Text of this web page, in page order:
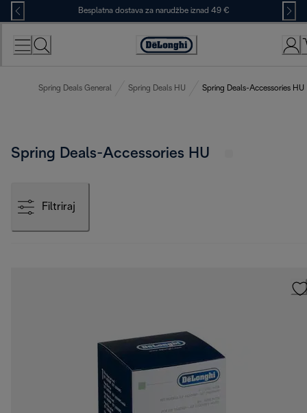
Skip
to
Content
Besplatna dostava za narudžbe iznad 49 €
Accessibility
Spring Deals General Spring Deals HU Spring Deals-Accessories HU
Spring Deals-Accessories HU
Filtriraj